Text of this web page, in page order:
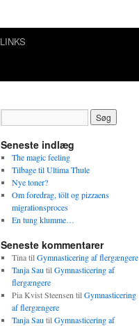
LINKS
Seneste indlæg
The magic feeling
Tilbage til Ultima Thule
Nye toner?
Om foredrag, tölt og pizzaens
migrationsproces
En tung klumme…
Seneste kommentarer
TinatilGymnasticering af flergængere
Tanja Sau tilGymnasticering af
flergængere
Pia Kvist Steensen tilGymnasticering
af flergængere
Tanja Sau tilGymnasticering af